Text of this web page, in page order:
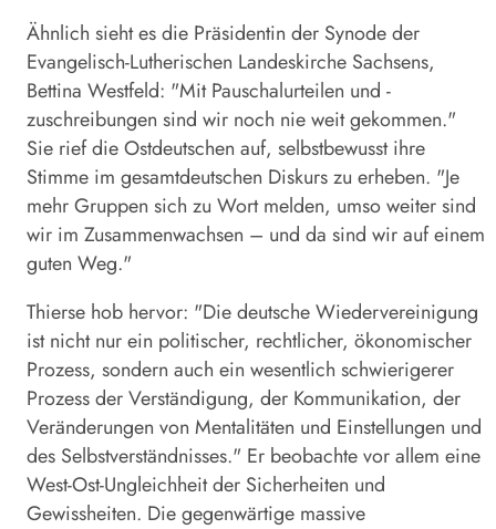
Ähnlich sieht es die Präsidentin der Synode der
Evangelisch-Lutherischen Landeskirche Sachsens,
Bettina Westfeld: "Mit Pauschalurteilen und -
zuschreibungen sind wir noch nie weit gekommen."
Sie rief die Ostdeutschen auf, selbstbewusst ihre
Stimme im gesamtdeutschen Diskurs zu erheben. "Je
mehr Gruppen sich zu Wort melden, umso weiter sind
wir im Zusammenwachsen – und da sind wir auf einem
guten Weg."
Thierse hob hervor: "Die deutsche Wiedervereinigung
ist nicht nur ein politischer, rechtlicher, ökonomischer
Prozess, sondern auch ein wesentlich schwierigerer
Prozess der Verständigung, der Kommunikation, der
Veränderungen von Mentalitäten und Einstellungen und
des Selbstverständnisses." Er beobachte vor allem eine
West-Ost-Ungleichheit der Sicherheiten und
Gewissheiten. Die gegenwärtige massive